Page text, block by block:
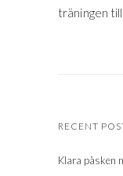
träningen
RECENT
Klara påsken